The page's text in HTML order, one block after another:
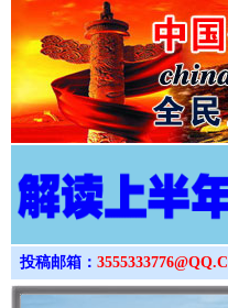
投稿邮箱：